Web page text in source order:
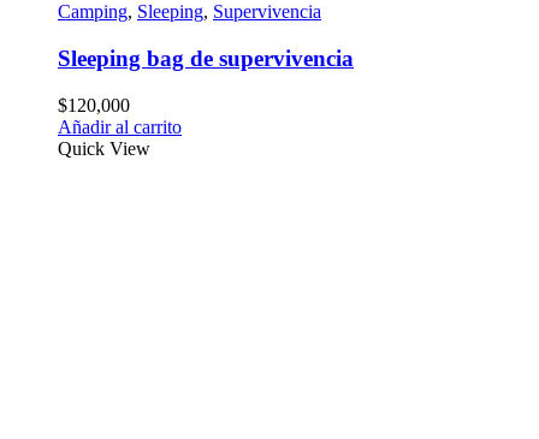
Camping, Sleeping, Supervivencia
Sleeping bag de supervivencia
$120,000
Añadir al carrito
Quick View